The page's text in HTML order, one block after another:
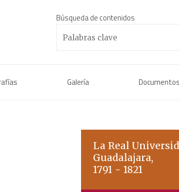
Búsqueda de contenidos
Galería
La Real
Guadalajara,
1791 - 1821